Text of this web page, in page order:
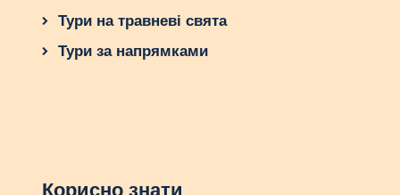
Тури на травневі свята
Тури за напрямками
Корисно знати